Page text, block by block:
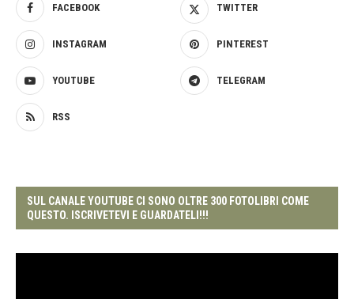
FACEBOOK TWITTER
INSTAGRAM PINTEREST
YOUTUBE TELEGRAM
RSS
SUL CANALE YOUTUBE CI SONO OLTRE 300 FOTOLIBRI COME
QUESTO. ISCRIVETEVI E GUARDATELI!!!